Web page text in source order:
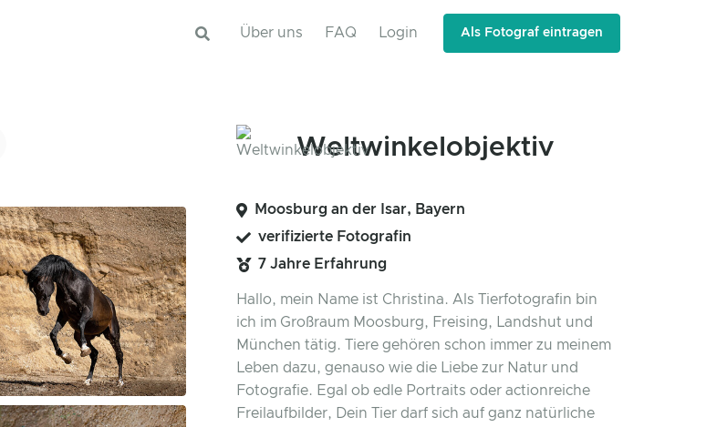
Über uns FAQ Login Als Fotograf eintragen
Weltwinkelobjektiv
Moosburg an der Isar, Bayern
verifizierte Fotografin
7 Jahre Erfahrung
Hallo, mein Name ist Christina. Als Tierfotografin bin
ich im Großraum Moosburg, Freising, Landshut und
München tätig. Tiere gehören schon immer zu meinem
Leben dazu, genauso wie die Liebe zur Natur und
Fotografie. Egal ob edle Portraits oder actionreiche
Freilaufbilder, Dein Tier darf sich auf ganz natürliche